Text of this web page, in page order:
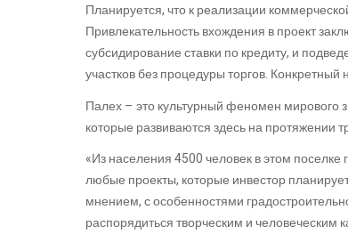
Планируется, что к реализации
Привлекательность вхождения в проект
субсидирование ставки по кредиту, и
участков без процедуры торгов.
Палех – это культурный феномен мирового
которые развиваются здесь на протяжении
«Из населения 4500 человек в этом
любые проекты, которые инвестор
мнением, с особенностями
распорядиться творческим и человеческим